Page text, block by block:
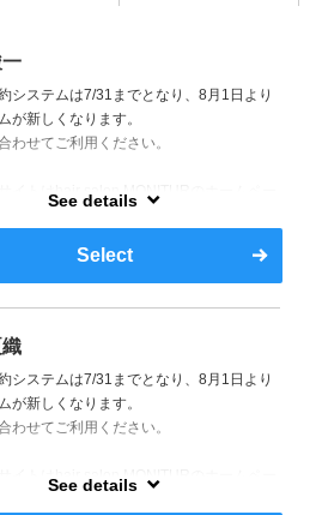
システムは7/31までとなり、8月1日より
が新しくなります。
わせてご利用ください。
イトはhair salon MONITURのホームペー
ンジアミンカラーや、再現性の高い極上
マ、ぜひお任せください。
のトラブル・敏感肌などでヘアカラーを
、お悩みがある方もヘアカラーやパーマ
しんでいただけるように、お悩みを一番
な施術と再現性の高いヘアスタイルを提
す。
ベーシックカウンセラー取得 】 岡山県
See details
Select
システムは7/31までとなり、8月1日より
が新しくなります。
わせてご利用ください。
イトはhair salon MONITURのホームペー
See details